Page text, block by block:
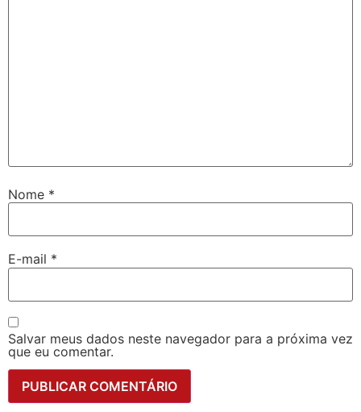
Nome *
E-mail *
Salvar meus dados neste navegador para a próxima vez
que eu comentar.